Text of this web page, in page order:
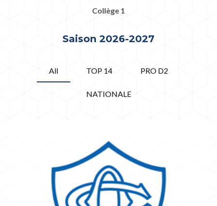
Collège 1
Saison 2026-2027
All TOP 14 PRO D2
NATIONALE
CASTRES